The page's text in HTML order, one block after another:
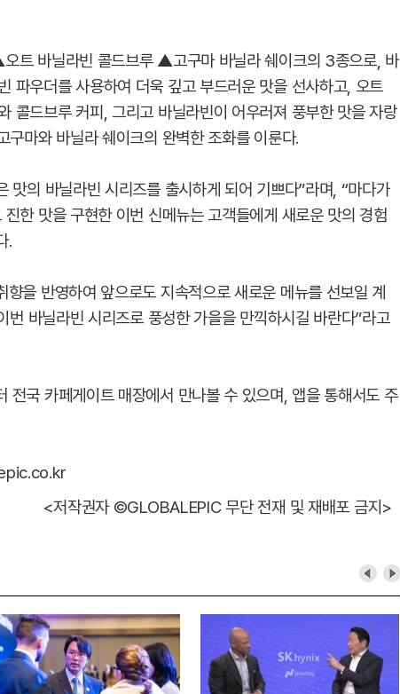
트 바닐라빈 콜드브루 ▲고구마 바닐라 쉐이크의 3종으로, 바
파우더를 사용하여 더욱 깊고 부드러운 맛을 선사하고, 오트
콜드브루 커피, 그리고 바닐라빈이 어우러져 풍부한 맛을 자랑
마와 바닐라 쉐이크의 완벽한 조화를 이룬다.
맛의 바닐라빈 시리즈를 출시하게 되어 기쁘다”라며, “마다가
한 맛을 구현한 이번 신메뉴는 고객들에게 새로운 맛의 경험
.
을 반영하여 앞으로도 지속적으로 새로운 메뉴를 선보일 계
번 바닐라빈 시리즈로 풍성한 가을을 만끽하시길 바란다”라고
전국 카페게이트 매장에서 만나볼 수 있으며, 앱을 통해서도 주
<저작권자 ©GLOBALEPIC 무단 전재 및 재배포 금지>